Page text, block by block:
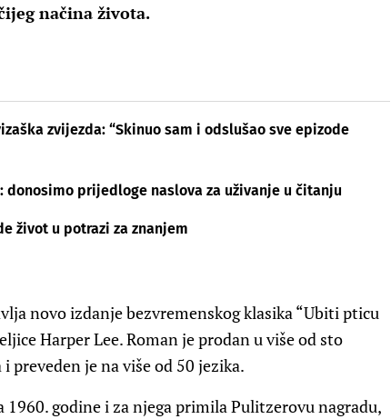
načina života.
zvijezda: “Skinuo sam i odslušao sve epizode
prijedloge naslova za uživanje u čitanju
život u potrazi za znanjem
novo izdanje bezvremenskog klasika “Ubiti pticu
Harper Lee. Roman je prodan u više od sto
je na više od 50 jezika.
1960. godine i za njega primila Pulitzerovu nagradu,